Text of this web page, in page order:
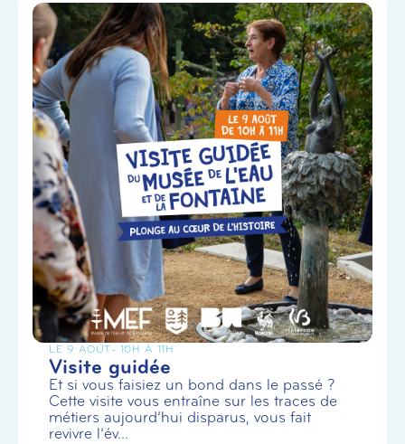
LE 9 AOÛT- 10H À 11H
Visite guidée
Et si vous faisiez un bond dans le passé ?
Cette visite vous entraîne sur les traces de
métiers aujourd’hui disparus, vous fait
revivre l’év...